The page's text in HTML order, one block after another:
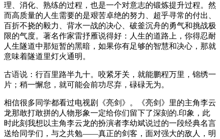
理、消化、熟练的过程，也是一个对意志的锻炼提升过程。然
而高质量的人生需要的是艰苦卓绝的努力、超乎寻常的付出、
百折不挠的毅力、背水一战的决心、破釜沉舟的勇气和挑战极
限的气度。著名作家雷抒雁说得好：人生的道路上，你得忍耐
人生隧道中那短暂的黑暗，如果你有足够的智慧和决心，那就
意味着隧道里灯火通明。
古语说：行百里路半九十。咬紧牙关，就能鹏程万里，锦绣一
片；稍一懈怠，就可能会前功尽弃，碌碌无为。
相信很多同学都看过电视剧《亮剑》。《亮剑》里的主角李云
龙那敢打敢拼的人物形象一定给你们留下了深刻的.印象，此
时此刻我想以主角李云龙的扮演者李幼斌说过的一段经典名言
送给同学们，与之共勉——真正的剑客，面对强大的敌人，明